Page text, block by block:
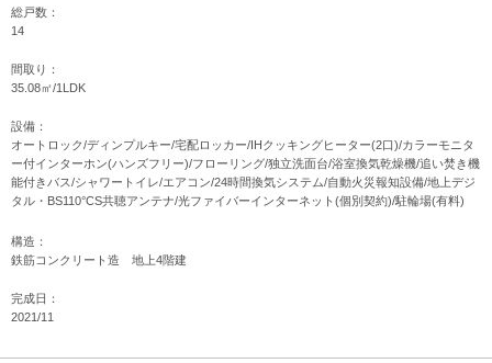
総戸数：
14
間取り：
35.08㎡/1LDK
設備：
オートロック/ディンプルキー/宅配ロッカー/IHクッキングヒーター(2口)/カラーモニタ
ー付インターホン(ハンズフリー)/フローリング/独立洗面台/浴室換気乾燥機/追い焚き機
能付きバス/シャワートイレ/エアコン/24時間換気システム/自動火災報知設備/地上デジ
タル・BS110°CS共聴アンテナ/光ファイバーインターネット(個別契約)/駐輪場(有料)
構造：
鉄筋コンクリート造 地上4階建
完成日：
2021/11